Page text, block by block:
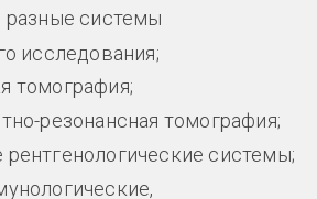
разные системы
исследования;
томография;
резонансная томография;
системы;